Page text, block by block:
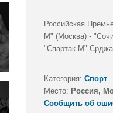
Российская
М" (Москва) -
"Спартак М"
Категория: Спорт
Место: Россия,
Сообщить об